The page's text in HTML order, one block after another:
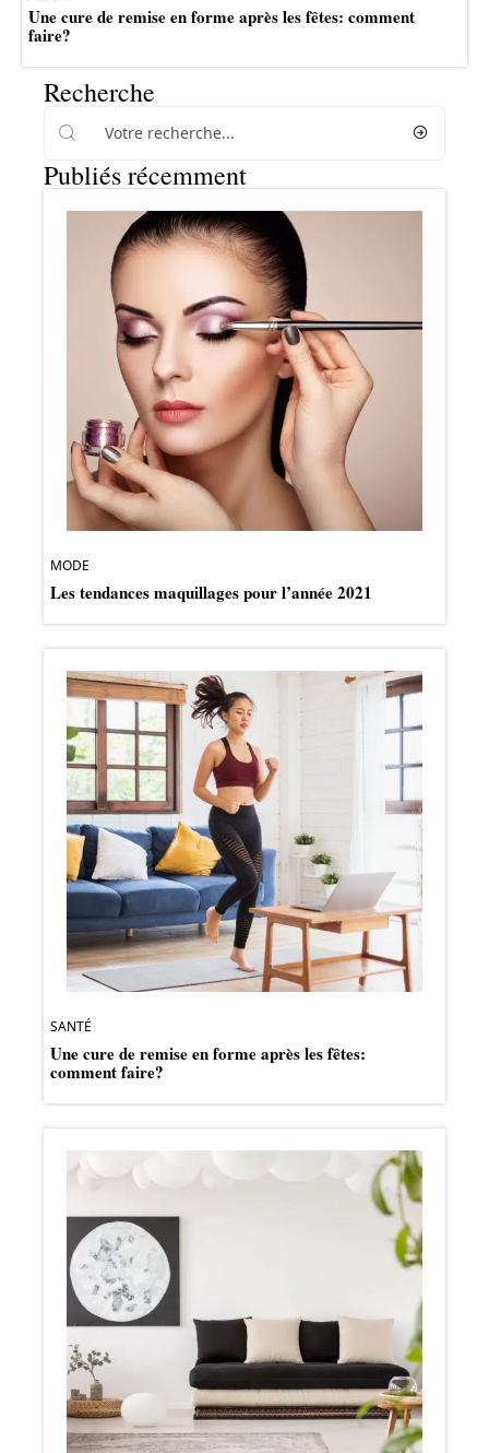
Une cure de remise en forme après les fêtes: comment
faire?
Recherche
Publiés récemment
MODE
Les tendances maquillages pour l’année 2021
SANTÉ
Une cure de remise en forme après les fêtes:
comment faire?